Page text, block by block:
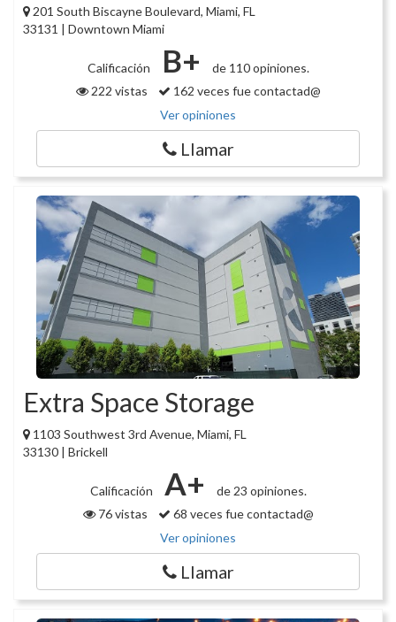
201 South Biscayne Boulevard, Miami, FL
33131 | Downtown Miami
Calificación B+
de 110 opiniones.
222 vistas
162 veces fue contactad@
Ver opiniones
Llamar
Extra Space Storage
1103 Southwest 3rd Avenue, Miami, FL
33130 | Brickell
Calificación A+
de 23 opiniones.
76 vistas
68 veces fue contactad@
Ver opiniones
Llamar